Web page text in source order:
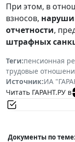
При этом, в
взносов,
отчетности,
штрафных
Теги:пенсионная
трудовые
Источник:ИА
Читать ГАРАНТ.РУ в
Документы по теме: